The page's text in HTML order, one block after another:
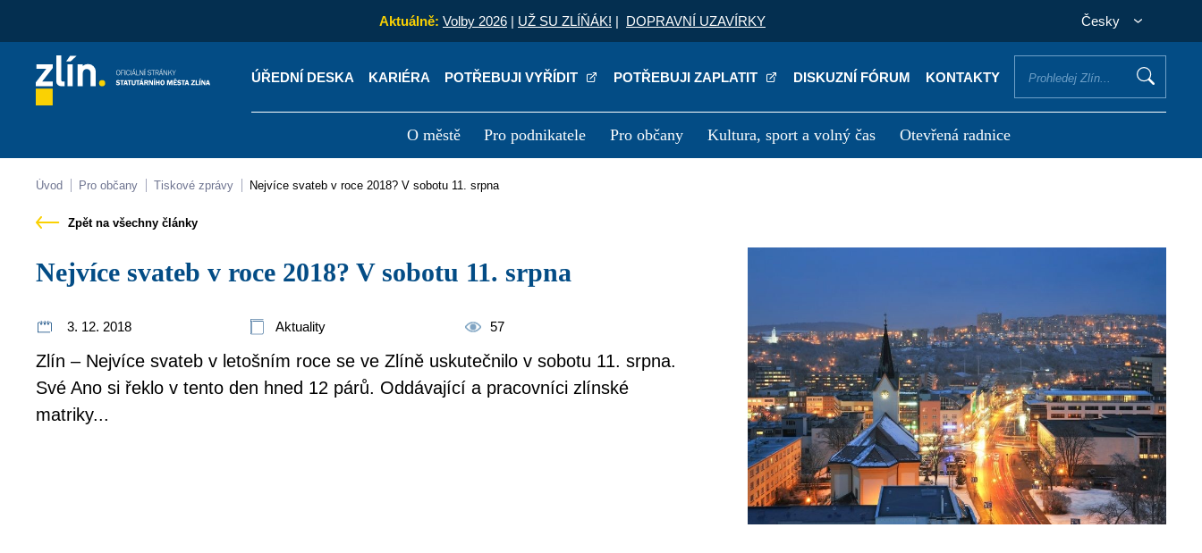
Aktuálně: Volby 2026 | UŽ SU ZLÍŇÁK! | DOPRAVNÍ UZAVÍRKY Česky
ÚŘEDNÍ DESKA KARIÉRA POTŘEBUJI VYŘÍDIT POTŘEBUJI ZAPLATIT DISKUZNÍ FÓRUM KONTAKTY
O městě Pro podnikatele Pro občany Kultura, sport a volný čas Otevřená radnice
Kontakty Úřední deska
Úvod Pro občany Tiskové zprávy Nejvíce svateb v roce 2018? V sobotu 11. srpna
Zpět na všechny články
Nejvíce svateb v roce 2018? V sobotu 11. srpna
3. 12. 2018 Aktuality 57
Zlín – Nejvíce svateb v letošním roce se ve Zlíně uskutečnilo v sobotu 11. srpna.
Své Ano si řeklo v tento den hned 12 párů. Oddávající a pracovníci zlínské
matriky...